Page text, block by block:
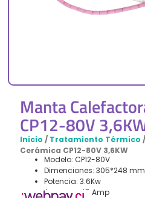
Manta
CP12-80V
Inicio / Tratamiento Térmico
Cerámica CP12-80V 3,6KW
Modelo: CP12-80V
Dimenciones: 305*248 mm
Potencia: 3.6Kw
Amperes: 45 Amp